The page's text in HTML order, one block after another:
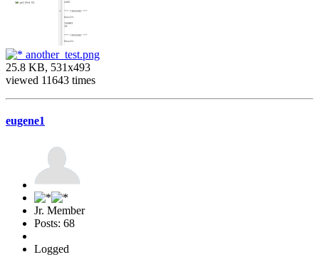
another_test.png
25.8 KB, 531x493
viewed 11643 times
eugene1
Jr. Member
Posts: 68
Logged